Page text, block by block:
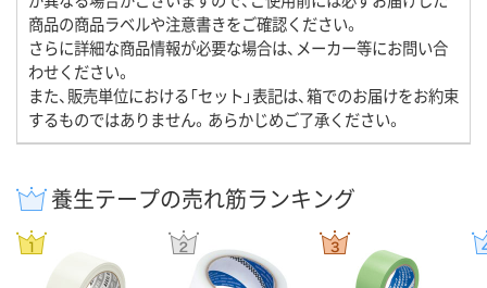
商品の商品ラベルや注意書きをご確認ください。
さらに詳細な商品情報が必要な場合は、メーカー等にお問い合
わせください。
また、販売単位における「セット」表記は、箱でのお届けをお約束
するものではありません。あらかじめご了承ください。
養生テープの売れ筋ランキング